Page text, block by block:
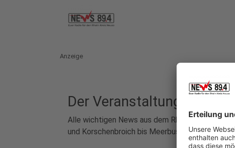
Anzeige
Der
Alle wichtigen News aus dem Rhein-Kreis
und Korschenbroich bis Meerbusch. Lokal,